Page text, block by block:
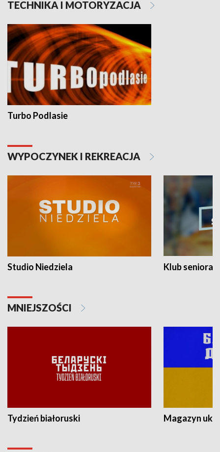
TECHNIKA I MOTORYZACJA
Turbo Podlasie
WYPOCZYNEK I REKREACJA
Studio Niedziela Klub seniora
MNIEJSZOŚCI
Tydzień białoruski Magazyn